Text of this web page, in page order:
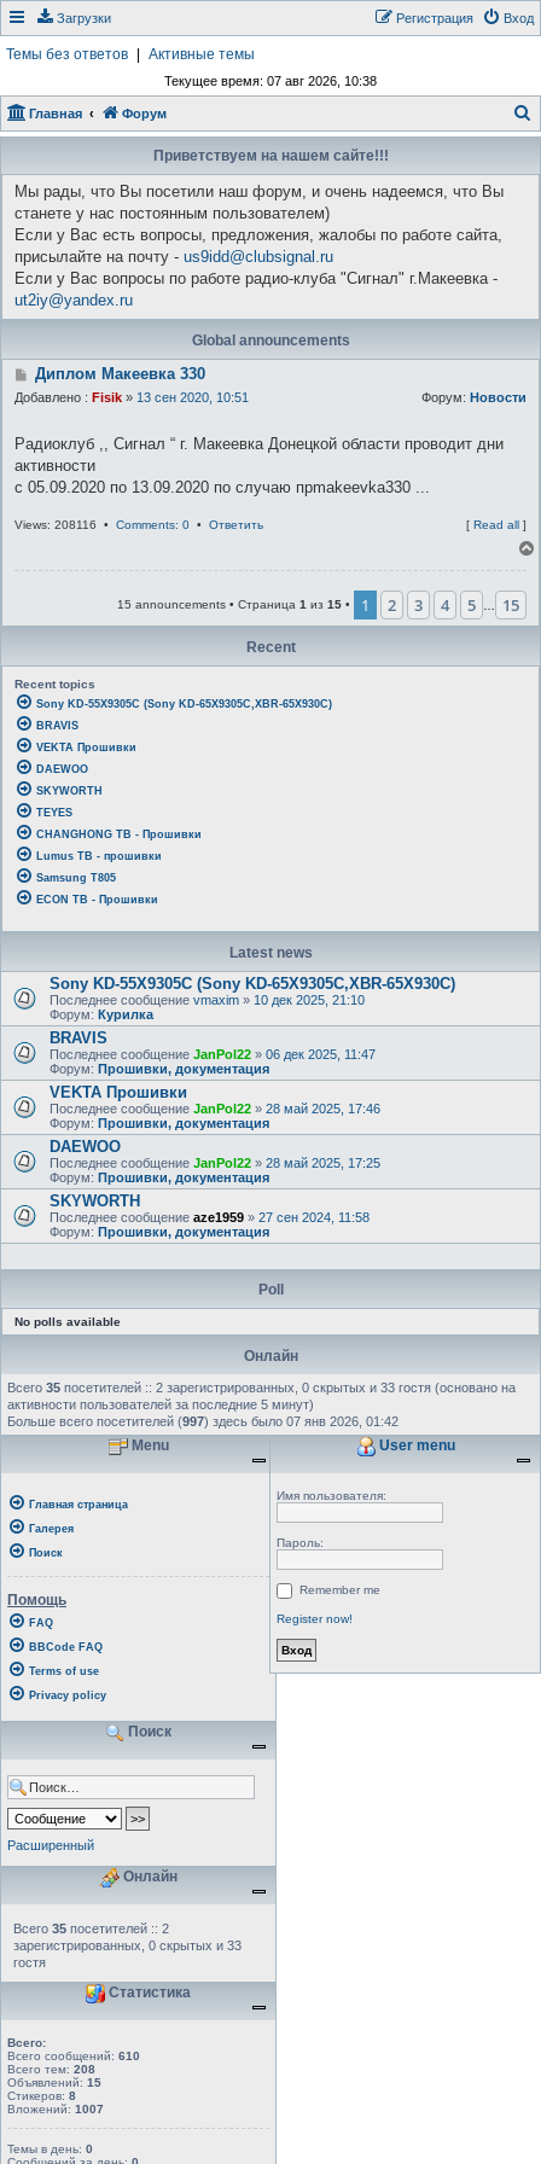
Загрузки Вход
Регистрация
Темы без ответов Активные темы
Текущее время: 07 авг 2026, 10:38
Главная Форум
о
Приветствуем на нашем сайте!!!
Мы рады, что Вы посетили наш форум, и очень надеемся, что Вы
станете у нас постоянным пользователем)
Если у Вас есть вопросы, предложения, жалобы по работе сайта,
присылайте на почту - us9idd@clubsignal.ru
Если у Вас вопросы по работе радио-клуба "Сигнал" г.Макеевка -
ut2iy@yandex.ru
Global announcements
Диплом Макеевка 330
Добавлено : Fisik » 13 сен 2020, 10:51 Форум: Новости
Радиоклуб ,, Сигнал “ г. Макеевка Донецкой области проводит дни
активности
с 05.09.2020 по 13.09.2020 по случаю прmakeevka330 ...
Views: 208116 • Comments: 0 • Ответить [ Read all ]
15 announcements • Страница 1 из 15 • 1 2 3 4 5 15
Recent
Recent topics
Sony KD-55X9305C (Sony KD-65X9305C,XBR-65X930C)
BRAVIS
VEKTA Прошивки
DAEWOO
SKYWORTH
TEYES
CHANGHONG ТВ - Прошивки
Lumus ТВ - прошивки
Samsung T805
ECON ТВ - Прошивки
Latest news
Sony KD-55X9305C (Sony KD-65X9305C,XBR-65X930C)
Последнее сообщение vmaxim » 10 дек 2025, 21:10
Форум: Курилка
BRAVIS
Последнее сообщение JanPol22 » 06 дек 2025, 11:47
Форум: Прошивки, документация
VEKTA Прошивки
Последнее сообщение JanPol22 » 28 май 2025, 17:46
Форум: Прошивки, документация
DAEWOO
Последнее сообщение JanPol22 » 28 май 2025, 17:25
Форум: Прошивки, документация
SKYWORTH
Последнее сообщение aze1959 » 27 сен 2024, 11:58
Форум: Прошивки, документация
Poll
No polls available
Онлайн
Всего 35 посетителей :: 2 зарегистрированных, 0 скрытых и 33 гостя (основано на
активности пользователей за последние 5 минут)
Больше всего посетителей (997) здесь было 07 янв 2026, 01:42
Menu
Главная страница
Галерея
Поиск
Помощь
FAQ
BBCode FAQ
Terms of use
Privacy policy
Поиск
Расширенный
Онлайн
Всего 35 посетителей :: 2
зарегистрированных, 0 скрытых и 33
гостя
Статистика
Всего:
Всего сообщений: 610
Всего тем: 208
Объявлений: 15
Стикеров: 8
Вложений: 1007
Темы в день: 0
User menu
Имя пользователя:
Пароль:
Remember me
Register now!